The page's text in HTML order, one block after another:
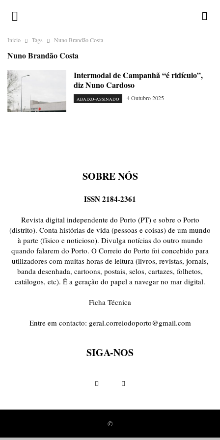
Inicio Tags Nuno Brandão Costa
Nuno Brandão Costa
Intermodal de Campanhã “é ridículo”,
diz Nuno Cardoso
ABAIXO-ASSINADO 4 Outubro 2025
SOBRE NÓS
ISSN 2184-2361
Revista digital independente do Porto (PT) e sobre o Porto
(distrito). Conta histórias de vida (pessoas e coisas) de um mundo
à parte (físico e noticioso). Divulga notícias do outro mundo
quando falarem do Porto. O Correio do Porto foi concebido para
utilizadores com muitas horas de leitura (livros, revistas, jornais,
banda desenhada, cartoons, postais, selos, cartazes, folhetos,
catálogos, etc). É a geração do papel a navegar no mar digital.
Ficha Técnica
Entre em contacto: geral.correiodoporto@gmail.com
SIGA-NOS
©